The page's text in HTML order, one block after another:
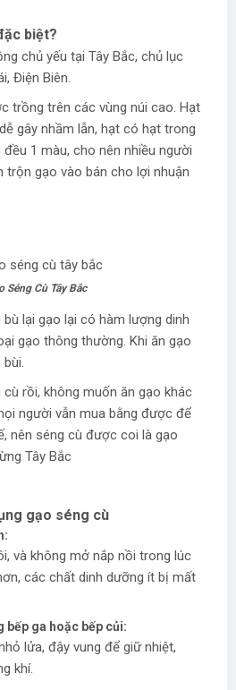
biệt?
chủ yếu tại Tây Bắc, chủ lục
Điện Biên.
trồng trên các vùng núi cao. Hạt
gây nhầm lẫn, hạt có hạt trong
1 màu, cho nên nhiều người
trộn gạo vào bán cho lợi nhuận
Séng Cù Tây Bắc
lại gạo lại có hàm lượng dinh
gạo thông thường. Khi ăn gạo
rồi, không muốn ăn gạo khác
người vẫn mua bằng được để
nên séng cù được coi là gạo
Tây Bắc
gạo séng cù
và không mở nắp nồi trong lúc
các chất dinh dưỡng ít bị mất
bếp ga hoặc bếp củi:
lửa, đậy vung để giữ nhiệt,
khí.